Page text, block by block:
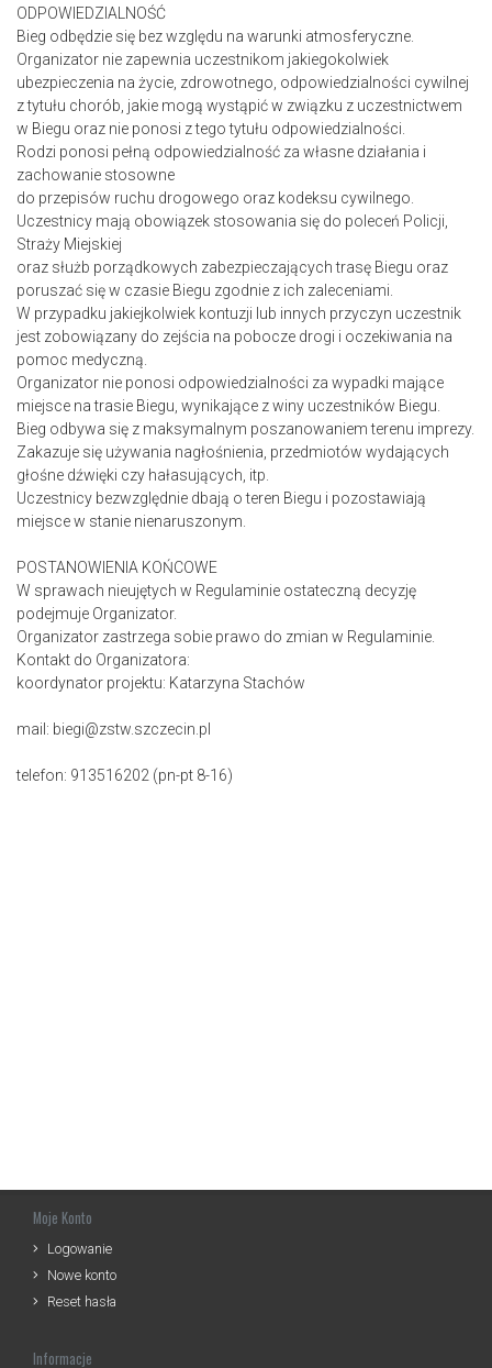
ODPOWIEDZIALNOŚĆ
Bieg odbędzie się bez względu na warunki atmosferyczne.
Organizator nie zapewnia uczestnikom jakiegokolwiek
ubezpieczenia na życie, zdrowotnego, odpowiedzialności cywilnej
z tytułu chorób, jakie mogą wystąpić w związku z uczestnictwem
w Biegu oraz nie ponosi z tego tytułu odpowiedzialności.
Rodzi ponosi pełną odpowiedzialność za własne działania i
zachowanie stosowne
do przepisów ruchu drogowego oraz kodeksu cywilnego.
Uczestnicy mają obowiązek stosowania się do poleceń Policji,
Straży Miejskiej
oraz służb porządkowych zabezpieczających trasę Biegu oraz
poruszać się w czasie Biegu zgodnie z ich zaleceniami.
W przypadku jakiejkolwiek kontuzji lub innych przyczyn uczestnik
jest zobowiązany do zejścia na pobocze drogi i oczekiwania na
pomoc medyczną.
Organizator nie ponosi odpowiedzialności za wypadki mające
miejsce na trasie Biegu, wynikające z winy uczestników Biegu.
Bieg odbywa się z maksymalnym poszanowaniem terenu imprezy.
Zakazuje się używania nagłośnienia, przedmiotów wydających
głośne dźwięki czy hałasujących, itp.
Uczestnicy bezwzględnie dbają o teren Biegu i pozostawiają
miejsce w stanie nienaruszonym.
POSTANOWIENIA KOŃCOWE
W sprawach nieujętych w Regulaminie ostateczną decyzję
podejmuje Organizator.
Organizator zastrzega sobie prawo do zmian w Regulaminie.
Kontakt do Organizatora:
koordynator projektu: Katarzyna Stachów
mail: biegi@zstw.szczecin.pl
telefon: 913516202 (pn-pt 8-16)
Moje Konto
Logowanie
Nowe konto
Reset hasła
Informacje